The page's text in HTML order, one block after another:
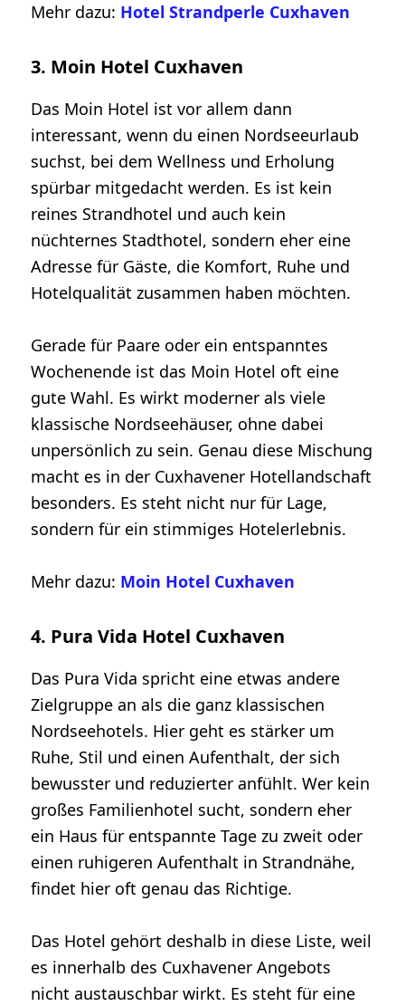
Mehr dazu: Hotel Strandperle Cuxhaven
3. Moin Hotel Cuxhaven
Das Moin Hotel ist vor allem dann
interessant, wenn du einen Nordseeurlaub
suchst, bei dem Wellness und Erholung
spürbar mitgedacht werden. Es ist kein
reines Strandhotel und auch kein
nüchternes Stadthotel, sondern eher eine
Adresse für Gäste, die Komfort, Ruhe und
Hotelqualität zusammen haben möchten.
Gerade für Paare oder ein entspanntes
Wochenende ist das Moin Hotel oft eine
gute Wahl. Es wirkt moderner als viele
klassische Nordseehäuser, ohne dabei
unpersönlich zu sein. Genau diese Mischung
macht es in der Cuxhavener Hotellandschaft
besonders. Es steht nicht nur für Lage,
sondern für ein stimmiges Hotelerlebnis.
Mehr dazu: Moin Hotel Cuxhaven
4. Pura Vida Hotel Cuxhaven
Das Pura Vida spricht eine etwas andere
Zielgruppe an als die ganz klassischen
Nordseehotels. Hier geht es stärker um
Ruhe, Stil und einen Aufenthalt, der sich
bewusster und reduzierter anfühlt. Wer kein
großes Familienhotel sucht, sondern eher
ein Haus für entspannte Tage zu zweit oder
einen ruhigeren Aufenthalt in Strandnähe,
findet hier oft genau das Richtige.
Das Hotel gehört deshalb in diese Liste, weil
es innerhalb des Cuxhavener Angebots
nicht austauschbar wirkt. Es steht für eine